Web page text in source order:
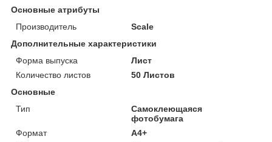
Основные атрибуты
Производитель
Scale
Дополнительные характеристики
Форма выпуска
Лист
Количество листов
50 Листов
Основные
Тип
Самоклеющаяся
фотобумага
Формат
А4+